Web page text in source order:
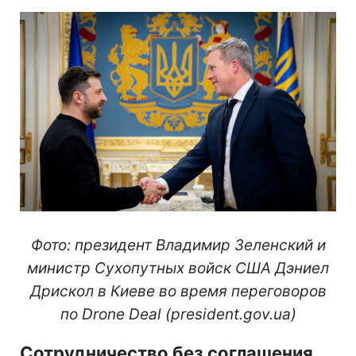
Фото: президент Владимир Зеленский и
министр Сухопутных войск США Дэниел
Дрискол в Киеве во время переговоров
по Drone Deal (president.gov.ua)